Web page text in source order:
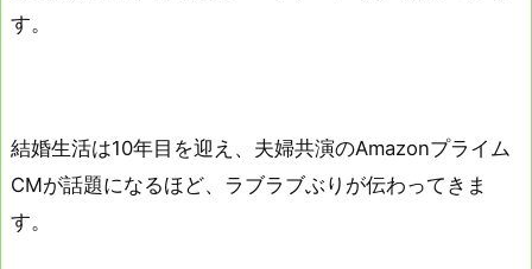
す。
結婚生活は10年目を迎え、夫婦共演のAmazonプライム
CMが話題になるほど、ラブラブぶりが伝わってきま
す。